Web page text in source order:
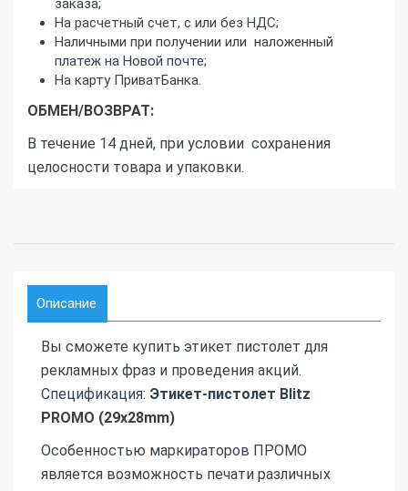
заказа;
На расчетный счет, с или без НДС;
Наличными при получении или наложенный
платеж на Новой почте;
На карту ПриватБанка.
ОБМЕН/ВОЗВРАТ:
В течение 14 дней, при условии сохранения
целосности товара и упаковки.
Описание
Вы сможете купить этикет пистолет для
рекламных фраз и проведения акций.
Спецификация: Этикет-пистолет Blitz
PROMO (29х28mm)
Особенностью маркираторов ПРОМО
является возможность печати различных